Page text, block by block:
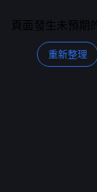
頁面發生未預期
重新整理